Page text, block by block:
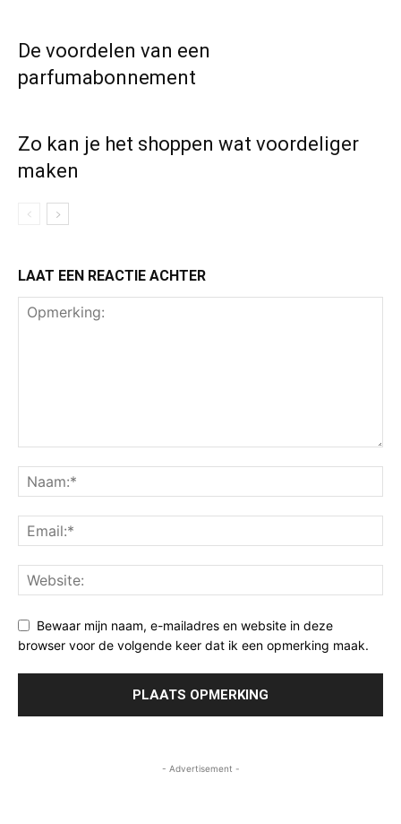
De voordelen van een
parfumabonnement
Zo kan je het shoppen wat voordeliger
maken
LAAT EEN REACTIE ACHTER
Bewaar mijn naam, e-mailadres en website in deze
browser voor de volgende keer dat ik een opmerking maak.
- Advertisement -